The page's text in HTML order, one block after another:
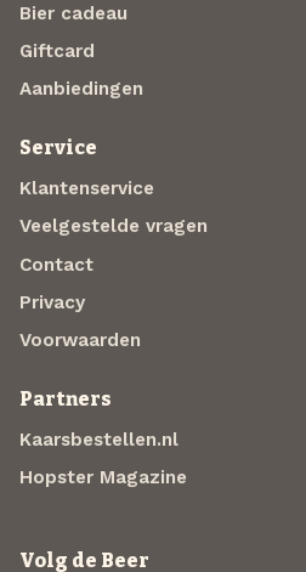
Bier cadeau
Giftcard
Aanbiedingen
Service
Klantenservice
Veelgestelde vragen
Contact
Privacy
Voorwaarden
Partners
Kaarsbestellen.nl
Hopster Magazine
Volg de Beer